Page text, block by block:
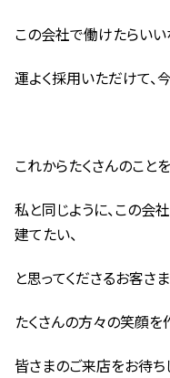
この会社で働けたらいい
運よく採用いただけて、
これからたくさんのこと
私と同じように、この会
建てたい、
と思ってくださるお客さ
たくさんの方々の笑顔を
皆さまのご来店をお待ち